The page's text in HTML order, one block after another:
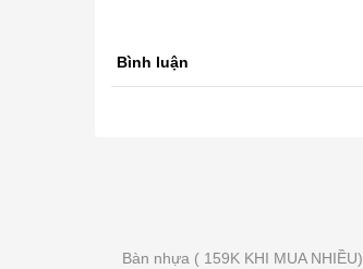
Bình luận
Bàn nhựa ( 159K KHI MUA NHIỀU)